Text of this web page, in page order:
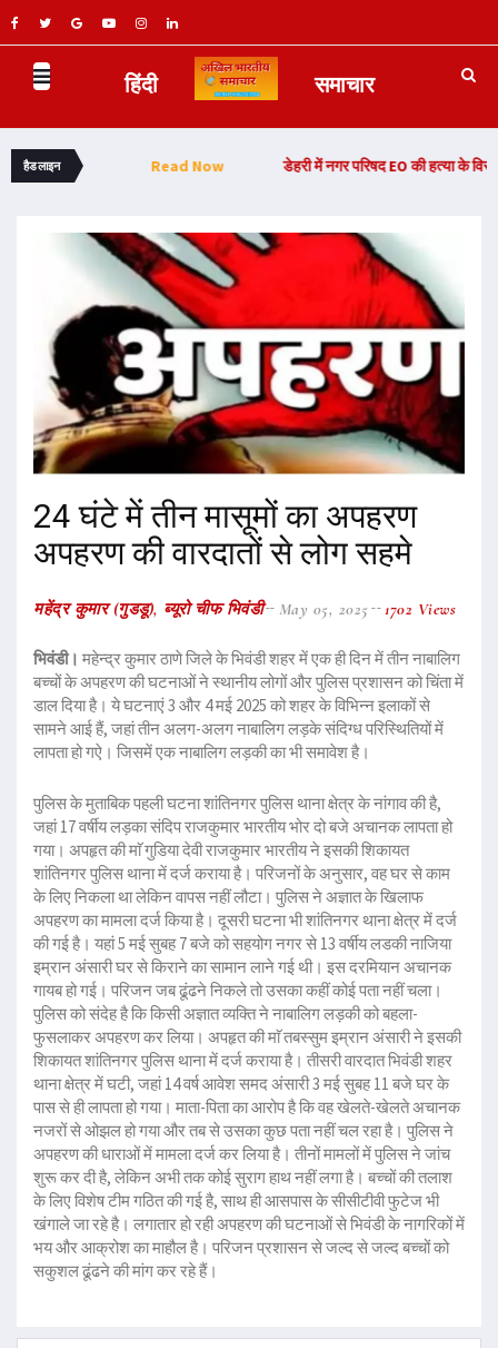
हिंदी समाचार
हैडलाइन
कारावास -Read Now डेहरी में नगर परिषद EO की हत्या के विरोध में राजद
24 घंटे में तीन मासूमों का अपहरण
अपहरण की वारदातों से लोग सहमे
महेंद्र कुमार (गुडडू), ब्यूरो चीफ भिवंडी May 05, 2025 1702 Views
भिवंडी। महेन्द्र कुमार ठाणे जिले के भिवंडी शहर में एक ही दिन में तीन नाबालिग
बच्चों के अपहरण की घटनाओं ने स्थानीय लोगों और पुलिस प्रशासन को चिंता में
डाल दिया है। ये घटनाएं 3 और 4 मई 2025 को शहर के विभिन्न इलाकों से
सामने आई हैं, जहां तीन अलग-अलग नाबालिग लड़के संदिग्ध परिस्थितियों में
लापता हो गऐ। जिसमें एक नाबालिग लड़की का भी समावेश है।
पुलिस के मुताबिक पहली घटना शांतिनगर पुलिस थाना क्षेत्र के नांगाव की है,
जहां 17 वर्षीय लड़का संदिप राजकुमार भारतीय भोर दो बजे अचानक लापता हो
गया। अपहृत की माॅ गुडिया देवी राजकुमार भारतीय ने इसकी शिकायत
शांतिनगर पुलिस थाना में दर्ज कराया है। परिजनों के अनुसार, वह घर से काम
के लिए निकला था लेकिन वापस नहीं लौटा। पुलिस ने अज्ञात के खिलाफ
अपहरण का मामला दर्ज किया है। दूसरी घटना भी शांतिनगर थाना क्षेत्र में दर्ज
की गई है। यहां 5 मई सुबह 7 बजे को सहयोग नगर से 13 वर्षीय लडकी नाजिया
इम्रान अंसारी घर से किराने का सामान लाने गई थी। इस दरमियान अचानक
गायब हो गई। परिजन जब ढूंढने निकले तो उसका कहीं कोई पता नहीं चला।
पुलिस को संदेह है कि किसी अज्ञात व्यक्ति ने नाबालिग लड़की को बहला-
फुसलाकर अपहरण कर लिया। अपहृत की माॅ तबस्सुम इम्रान अंसारी ने इसकी
शिकायत शांतिनगर पुलिस थाना में दर्ज कराया है। तीसरी वारदात भिवंडी शहर
थाना क्षेत्र में घटी, जहां 14 वर्ष आवेश समद अंसारी 3 मई सुबह 11 बजे घर के
पास से ही लापता हो गया। माता-पिता का आरोप है कि वह खेलते-खेलते अचानक
नजरों से ओझल हो गया और तब से उसका कुछ पता नहीं चल रहा है। पुलिस ने
अपहरण की धाराओं में मामला दर्ज कर लिया है। तीनों मामलों में पुलिस ने जांच
शुरू कर दी है, लेकिन अभी तक कोई सुराग हाथ नहीं लगा है। बच्चों की तलाश
के लिए विशेष टीम गठित की गई है, साथ ही आसपास के सीसीटीवी फुटेज भी
खंगाले जा रहे है। लगातार हो रही अपहरण की घटनाओं से भिवंडी के नागरिकों में
भय और आक्रोश का माहौल है। परिजन प्रशासन से जल्द से जल्द बच्चों को
सकुशल ढूंढने की मांग कर रहे हैं।